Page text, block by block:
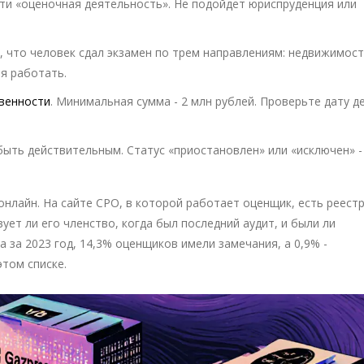
«оценочная деятельность». Не подойдет юриспруденция или
человек сдал экзамен по трем направлениям:
работать.
. Минимальная сумма - 2 млн рублей. Проверьте дату
действительным. Статус «приостановлен» или «исключен» -
На сайте СРО, в которой работает оценщик, есть реестр
ли его членство, когда был последний аудит, и были ли
2023 год, 14,3% оценщиков имели замечания, а 0,9% -
списке.